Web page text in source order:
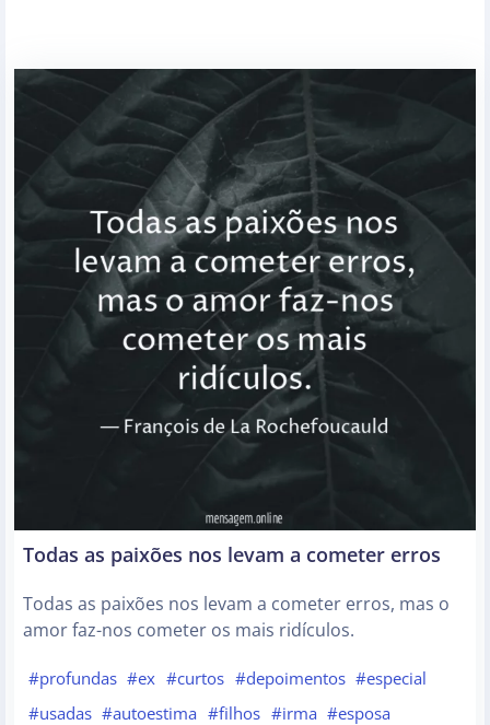
Todas as paixões nos levam a cometer erros
Todas as paixões nos levam a cometer erros, mas o
amor faz-nos cometer os mais ridículos.
#profundas #ex #curtos #depoimentos #especial
#usadas #autoestima #filhos #irma #esposa